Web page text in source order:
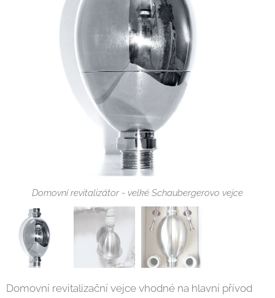
Domovní revitalizátor - velké Schaubergerovo vejce
Domovní revitalizátor - velké Schaubergerovo vejce
Domovní revitalizační vejce vhodné na hlavní přívod